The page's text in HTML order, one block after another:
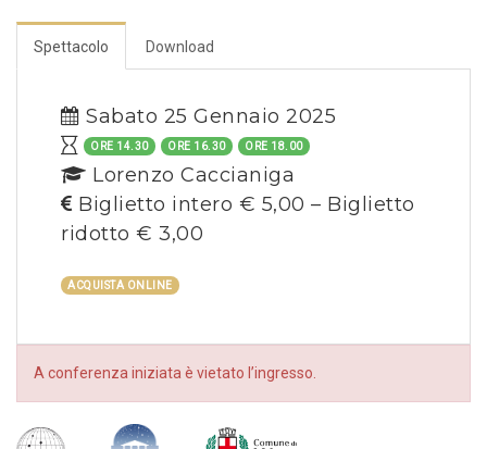
Spettacolo Download
Sabato 25 Gennaio 2025
ORE 14.30 ORE 16.30 ORE 18.00
Lorenzo Caccianiga
Biglietto intero € 5,00 – Biglietto
ridotto € 3,00
ACQUISTA ONLINE
A conferenza iniziata è vietato l’ingresso.